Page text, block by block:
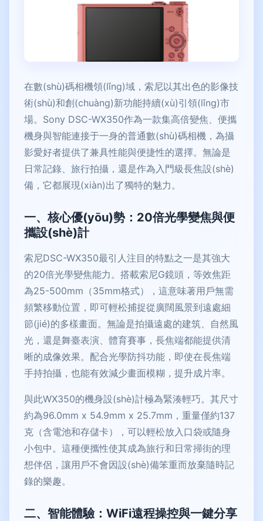
在數(shù)碼相機領(lǐng)域，索尼以其出色的影像技
術(shù)和創(chuàng)新功能持續(xù)引領(lǐng)市
場。Sony DSC-WX350作為一款集高倍變焦、便攜
機身與智能連接于一身的普通數(shù)碼相機，為攝
影愛好者提供了兼具性能與便捷性的選擇。無論是
日常記錄、旅行拍攝，還是作為入門級長焦設(shè)
備，它都展現(xiàn)出了獨特的魅力。
一、核心優(yōu)勢：20倍光學變焦與便
攜設(shè)計
索尼DSC-WX350最引人注目的特點之一是其強大
的20倍光學變焦能力。搭載索尼G鏡頭，等效焦距
為25-500mm（35mm格式），這意味著用戶無需
頻繁移動位置，即可輕松捕捉從廣闊風景到遠處細
節(jié)的多樣畫面。無論是拍攝遠處的建筑、自然風
光，還是舞臺表演、體育賽事，長焦端都能提供清
晰的成像效果。配合光學防抖功能，即使在長焦端
手持拍攝，也能有效減少畫面模糊，提升成片率。
與此WX350的機身設(shè)計極為緊湊輕巧。其尺寸
約為96.0mm x 54.9mm x 25.7mm，重量僅約137
克（含電池和存儲卡），可以輕松放入口袋或隨身
小包中。這種便攜性使其成為旅行和日常掃街的理
想伴侶，讓用戶不會因設(shè)備笨重而放棄隨時記
錄的樂趣。
二、智能體驗：WiFi遠程操控與一鍵分享